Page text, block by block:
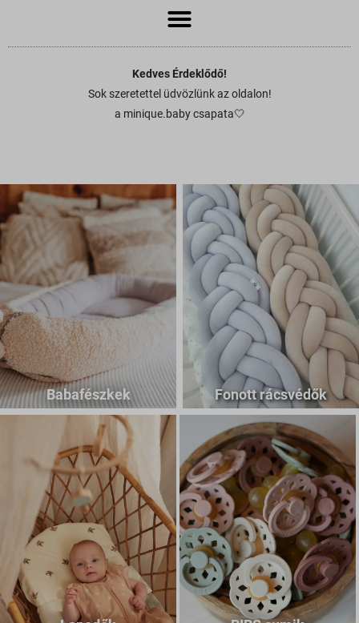
Kedves Érdeklődő!
Sok szeretettel üdvözlünk az oldalon!
a minique.baby csapata🤍
Babafészkek Fonott rácsvédők